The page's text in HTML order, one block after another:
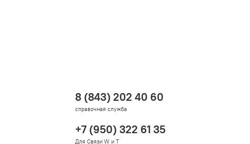
8 (843) 202 40 60
справочная служба
+7 (950) 322 61 35
Для Связи W и T